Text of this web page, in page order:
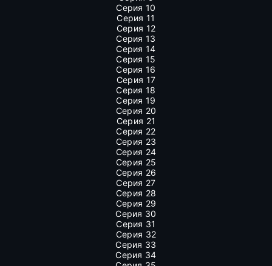
Серия 10
Серия 11
Серия 12
Серия 13
Серия 14
Серия 15
Серия 16
Серия 17
Серия 18
Серия 19
Серия 20
Серия 21
Серия 22
Серия 23
Серия 24
Серия 25
Серия 26
Серия 27
Серия 28
Серия 29
Серия 30
Серия 31
Серия 32
Серия 33
Серия 34